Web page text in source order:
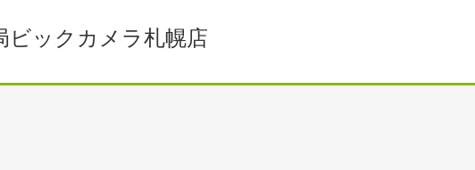
ビックカメラ札幌店